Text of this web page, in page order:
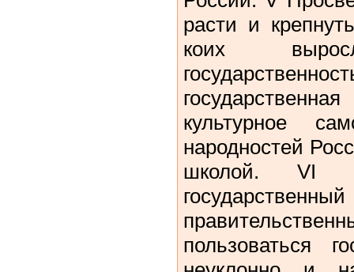
расти и
коих
культурное
народностей
школой. VI
пользоваться